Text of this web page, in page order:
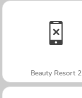
Beauty Resort 2